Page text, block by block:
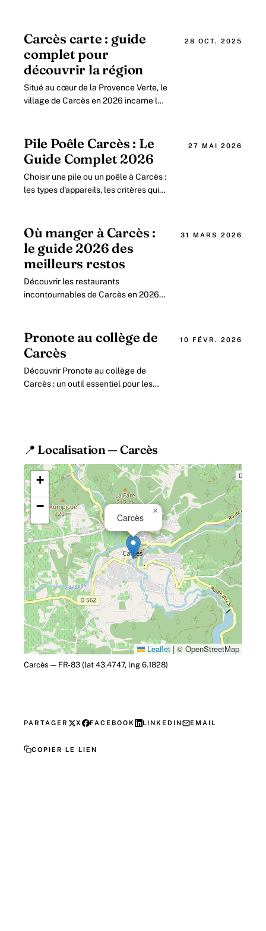
Carcès carte : guide
complet pour
découvrir la région
Situé au cœur de la Provence Verte, le
village de Carcès en 2026 incarne l
authenticité.
28 OCT. 2025
Pile Poêle Carcès : Le
Guide Complet 2026
Choisir une pile ou un poêle à Carcès :
les types d'appareils, les critères qui
27 MAI 2026
Où manger à Carcès :
le guide 2026 des
meilleurs restos
Découvrir les restaurants
incontournables de Carcès en 2026 :
village de Carcès.
31 MARS 2026
Pronote au collège de
Carcès
Découvrir Pronote au collège de
Carcès : un outil essentiel pour les
10 FÉVR. 2026
📍 Localisation — Carcès
Carcès
×
+
−
Leaflet | © OpenStreetMap
Carcès — FR-83 (lat 43.4747, lng 6.1828)
PARTAGER X FACEBOOK LINKEDIN EMAIL
COPIER LE LIEN